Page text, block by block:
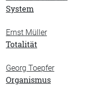
System
Ernst Müller
Totalität
Georg Toepfer
Organismus